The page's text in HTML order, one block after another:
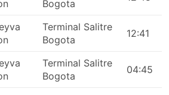
Bogota
Terminal Salitre
Bogota
12:41
Terminal Salitre
Bogota
04:45